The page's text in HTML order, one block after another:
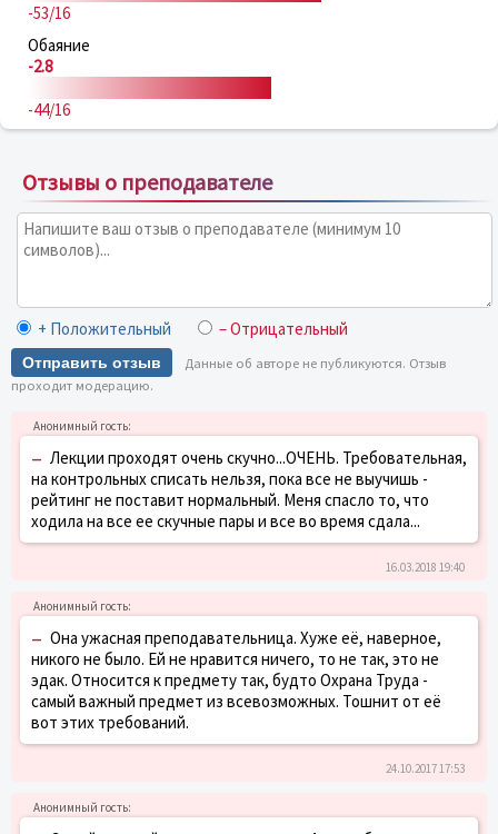
-53/16
Обаяние
-2.8
-44/16
Отзывы о преподавателе
+ Положительный – Отрицательный
Отправить отзыв
Данные об авторе не публикуются. Отзыв
проходит модерацию.
– Лекции проходят очень скучно...ОЧЕНЬ. Требовательная,
на контрольных списать нельзя, пока все не выучишь -
рейтинг не поставит нормальный. Меня спасло то, что
ходила на все ее скучные пары и все во время сдала...
16.03.2018 19:40
– Она ужасная преподавательница. Хуже её, наверное,
никого не было. Ей не нравится ничего, то не так, это не
эдак. Относится к предмету так, будто Охрана Труда -
самый важный предмет из всевозможных. Тошнит от её
вот этих требований.
24.10.2017 17:53